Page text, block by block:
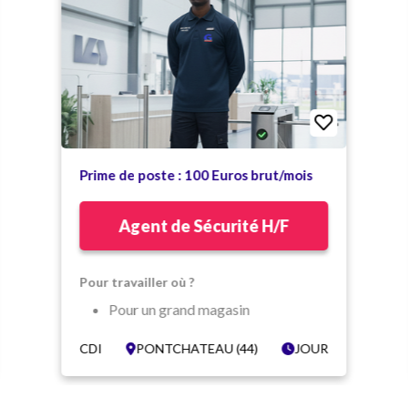
Prime de poste : 100 Euros brut/mois
Agent de Sécurité H/F
Pour travailler où ?
Pour un grand magasin
CDI PONTCHATEAU (44) JOUR